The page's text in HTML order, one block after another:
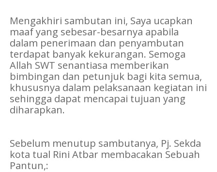
Mengakhiri sambutan ini, Saya ucapkan
maaf yang sebesar-besarnya apabila
dalam penerimaan dan penyambutan
terdapat banyak kekurangan. Semoga
Allah SWT senantiasa memberikan
bimbingan dan petunjuk bagi kita semua,
khususnya dalam pelaksanaan kegiatan ini
sehingga dapat mencapai tujuan yang
diharapkan.
Sebelum menutup sambutanya, Pj. Sekda
kota tual Rini Atbar membacakan Sebuah
Pantun,: